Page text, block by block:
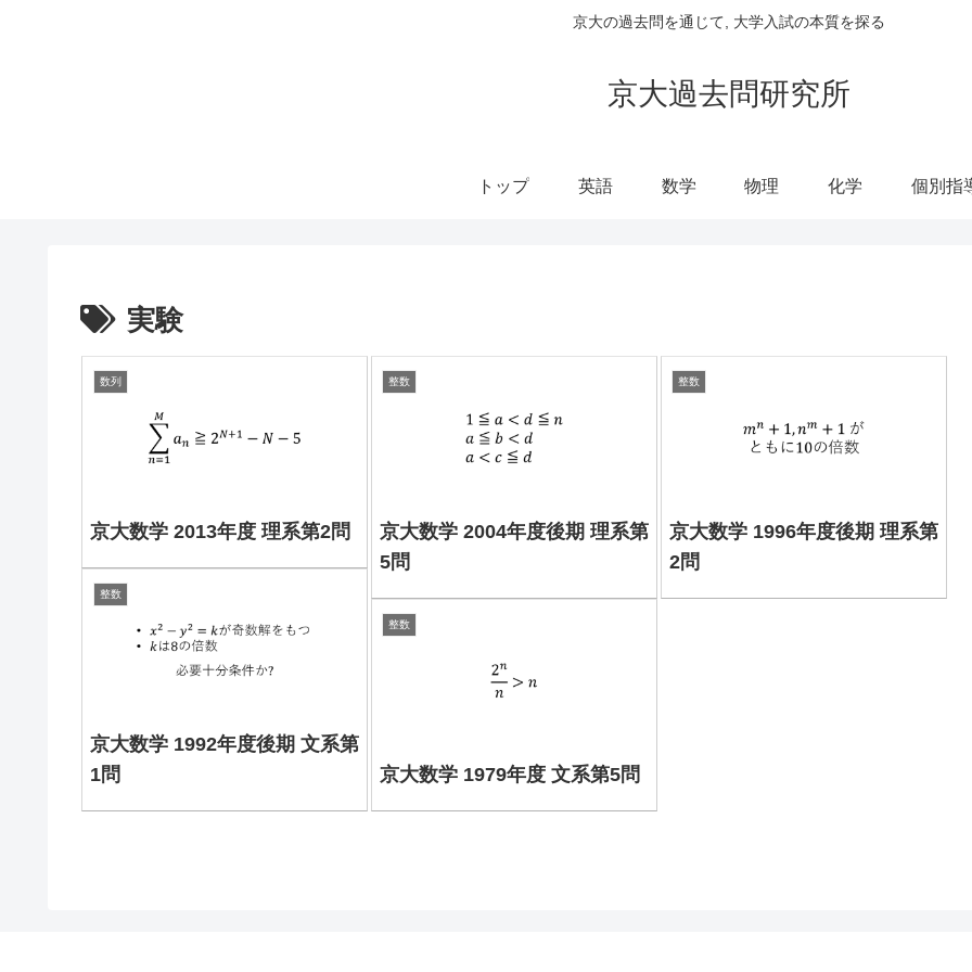
京大の過去問を通じて, 大学入試の本質を探る
京大過去問研究所
トップ 英語 数学 物理 化学 個別指
実験
数列
京大数学 2013年度 理系第2問
整数
京大数学 2004年度後期 理系第
5問
整数
京大数学 1996年度後期 理系第
2問
整数
京大数学 1992年度後期 文系第
1問
整数
京大数学 1979年度 文系第5問